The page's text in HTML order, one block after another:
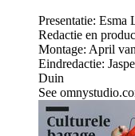
Presentatie: Esma
Redactie en
Montage: April
Eindredactie:
Duin
See